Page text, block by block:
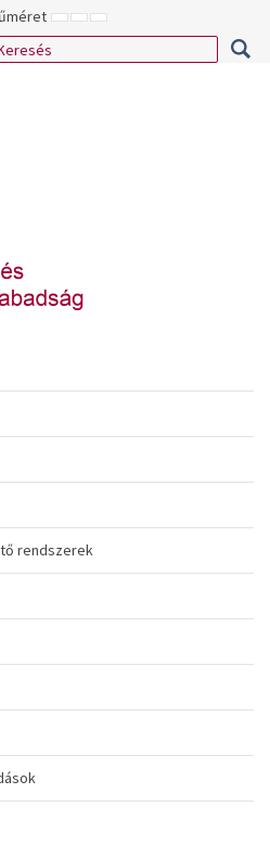
KISEBB
BETŰTÍPUS
ALAPÉRTELMEZETT
BETŰMÉRET
NAGYOBB
BETŰMÉRET
rendszerek